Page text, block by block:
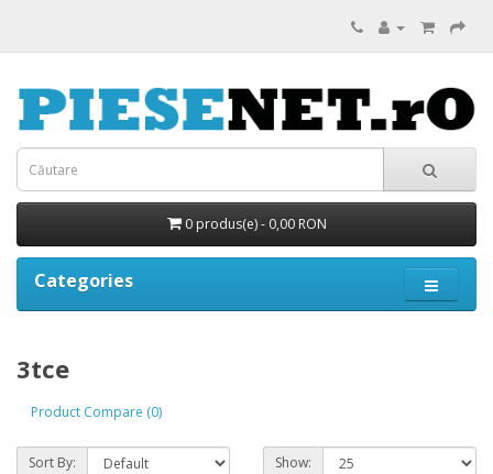
0 produs(e) - 0,00 RON
Categories
3tce
Product Compare (0)
Sort By: Show: